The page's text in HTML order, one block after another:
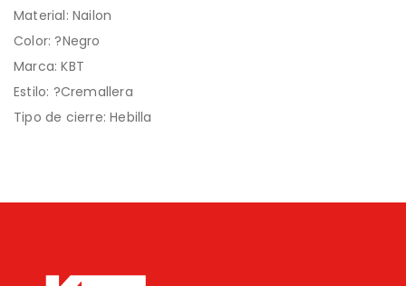
Material: Nailon
Color: ?Negro
Marca: KBT
Estilo: ?Cremallera
Tipo de cierre: Hebilla